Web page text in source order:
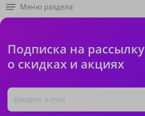
Меню раздела
Подписка на рассылку
о скидках и акциях